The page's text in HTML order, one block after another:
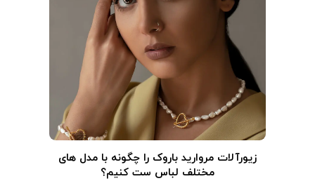
زیورآلات مروارید باروک را چگونه با مدل های
مختلف لباس ست کنیم؟